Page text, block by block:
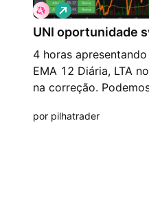
UNI oportunidade
4 horas
EMA 12 Diária, LTA
na correção.
segurar essa correção
V
i
é
d
a
l
a
por pilhatrader